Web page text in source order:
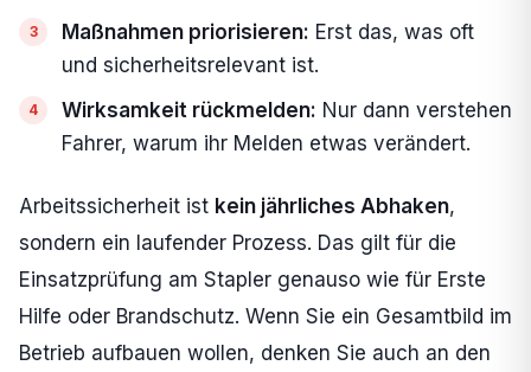
Maßnahmen priorisieren: Erst das, was oft
und sicherheitsrelevant ist.
Wirksamkeit rückmelden: Nur dann verstehen
Fahrer, warum ihr Melden etwas verändert.
Arbeitssicherheit ist kein jährliches Abhaken,
sondern ein laufender Prozess. Das gilt für die
Einsatzprüfung am Stapler genauso wie für Erste
Hilfe oder Brandschutz. Wenn Sie ein Gesamtbild im
Betrieb aufbauen wollen, denken Sie auch an den